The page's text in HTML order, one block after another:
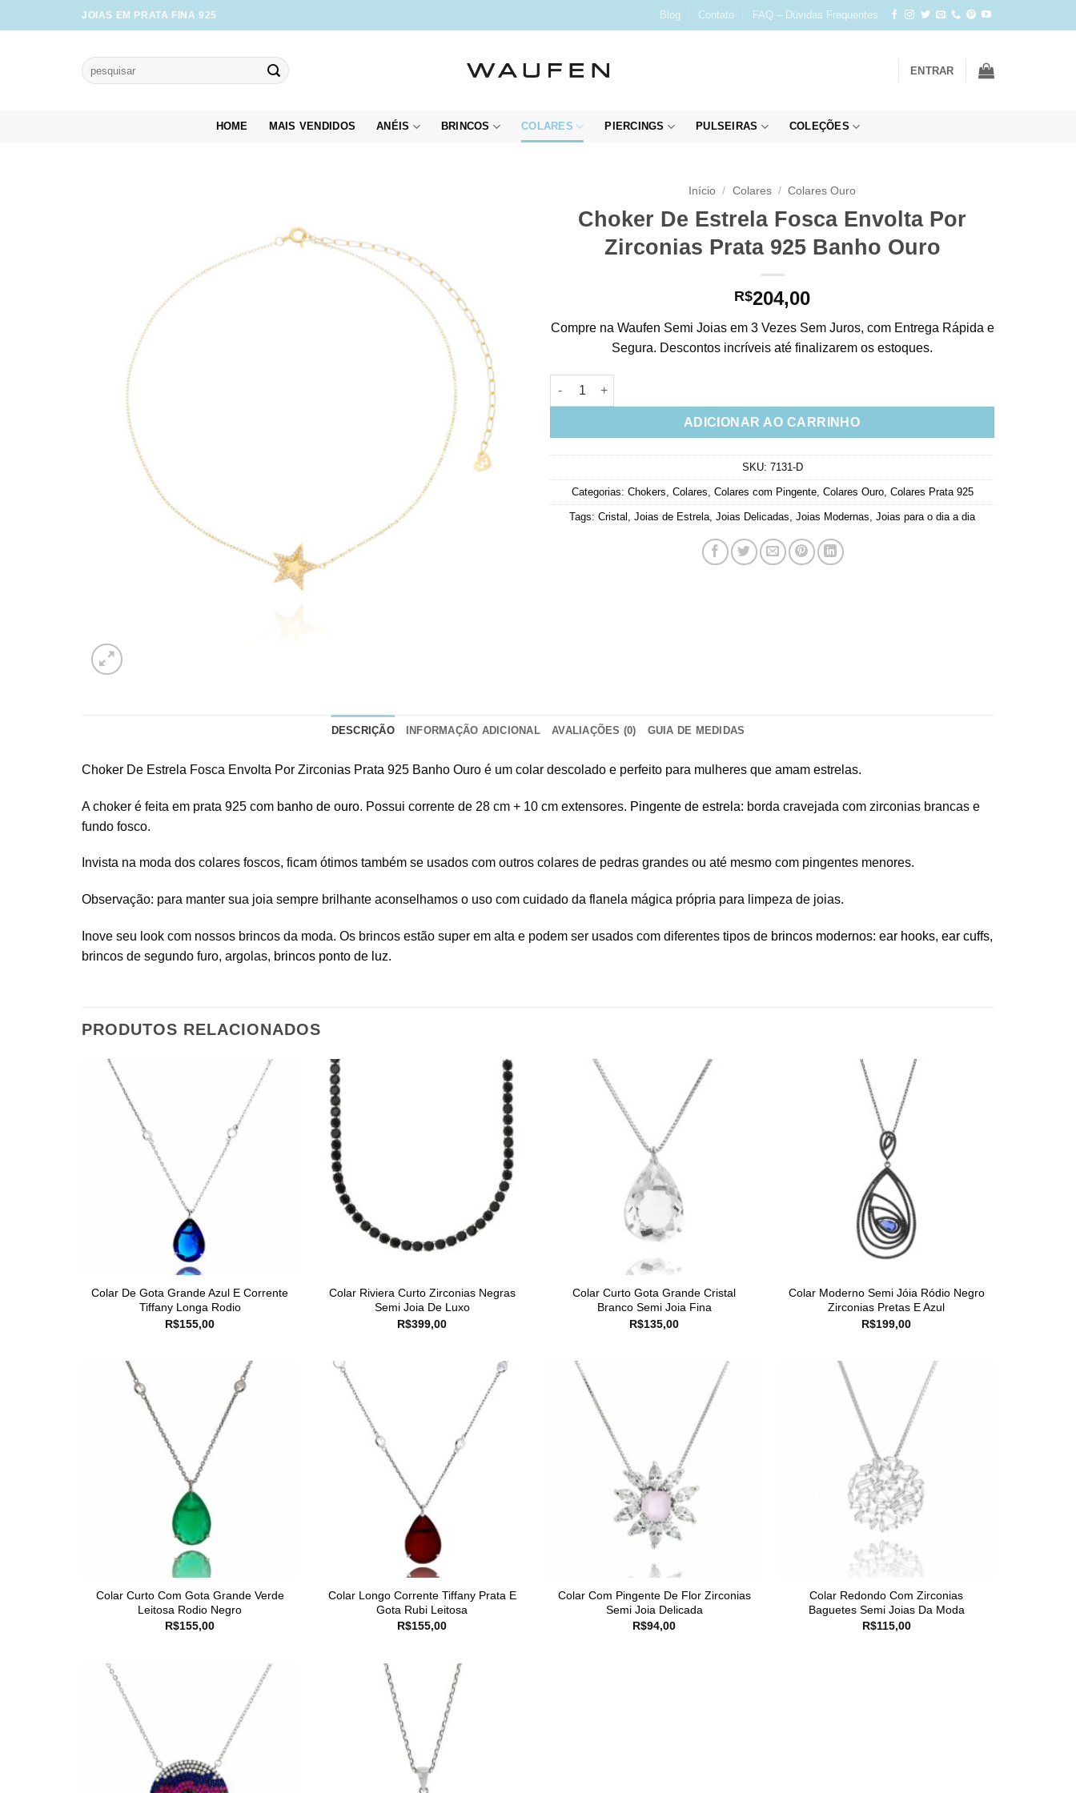
to
JOIAS EM PRATA FINA 925 Blog Contato FAQ – Dúvidas Frequentes
Pesquisar
por:
ENTRAR
HOME MAIS VENDIDOS ANÉIS BRINCOS COLARES PIERCINGS PULSEIRAS COLEÇÕES
Início / Colares / Colares Ouro
Choker De Estrela Fosca Envolta Por
Zirconias Prata 925 Banho Ouro
R$204,00
Compre na Waufen Semi Joias em 3 Vezes Sem Juros, com Entrega Rápida e
Segura. Descontos incríveis até finalizarem os estoques.
Choker De Estrela Fosca Envolta Por Zirconias Prata 925 Banho Ouro quantidade
ADICIONAR AO CARRINHO
SKU: 7131-D
Categorias: Chokers Colares Colares com Pingente, Colares Ouro, Colares Prata 925
Tags: Cristal Joias de Estrela Joias Delicadas Joias Modernas Joias para o dia a dia
DESCRIÇÃO INFORMAÇÃO ADICIONAL AVALIAÇÕES (0) GUIA DE MEDIDAS
Choker De Estrela Fosca Envolta Por Zirconias Prata 925 Banho Ouro é um colar descolado e perfeito para mulheres que amam estrelas.
A choker é feita em prata 925 com banho de ouro. Possui corrente de 28 cm + 10 cm extensores. Pingente de estrela: borda cravejada com zirconias brancas e
fundo fosco.
Invista na moda dos colares foscos, ficam ótimos também se usados com outros colares de pedras grandes ou até mesmo com pingentes menores.
Observação: para manter sua joia sempre brilhante aconselhamos o uso com cuidado da flanela mágica própria para limpeza de joias.
Inove seu look com nossos brincos da moda. Os brincos estão super em alta e podem ser usados com diferentes tipos de brincos modernos: ear hooks, ear cuffs,
brincos de segundo furo, argolas, brincos ponto de luz.
PRODUTOS RELACIONADOS
Colar De Gota Grande Azul E Corrente
Tiffany Longa Rodio
R$155,00
Colar Riviera Curto Zirconias Negras
Semi Joia De Luxo
R$399,00
Colar Curto Gota Grande Cristal
Branco Semi Joia Fina
R$135,00
Colar Moderno Semi Jóia Ródio Negro
Zirconias Pretas E Azul
R$199,00
Colar Curto Com Gota Grande Verde
Leitosa Rodio Negro
R$155,00
Colar Longo Corrente Tiffany Prata E
Gota Rubi Leitosa
R$155,00
Colar Com Pingente De Flor Zirconias
Semi Joia Delicada
R$94,00
Colar Redondo Com Zirconias
Baguetes Semi Joias Da Moda
R$115,00